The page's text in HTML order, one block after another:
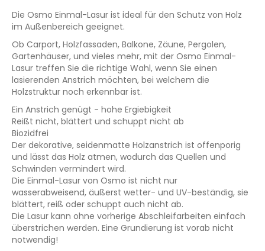
Die Osmo Einmal-Lasur ist ideal für den Schutz von Holz
im Außenbereich geeignet.
Ob Carport, Holzfassaden, Balkone, Zäune, Pergolen,
Gartenhäuser, und vieles mehr, mit der Osmo Einmal-
Lasur treffen Sie die richtige Wahl, wenn Sie einen
lasierenden Anstrich möchten, bei welchem die
Holzstruktur noch erkennbar ist.
Ein Anstrich genügt - hohe Ergiebigkeit
Reißt nicht, blättert und schuppt nicht ab
Biozidfrei
Der dekorative, seidenmatte Holzanstrich ist offenporig
und lässt das Holz atmen, wodurch das Quellen und
Schwinden vermindert wird.
Die Einmal-Lasur von Osmo ist nicht nur
wasserabweisend, äußerst wetter- und UV-beständig, sie
blättert, reiß oder schuppt auch nicht ab.
Die Lasur kann ohne vorherige Abschleifarbeiten einfach
überstrichen werden. Eine Grundierung ist vorab nicht
notwendig!